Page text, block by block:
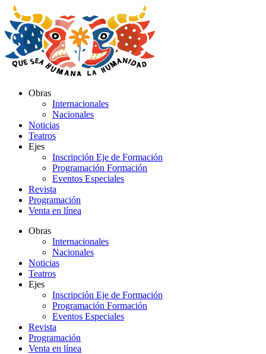
al
contenido
Obras
Internacionales
Nacionales
Noticias
Teatros
Ejes
Inscripción Eje de Formación
Programación Formación
Eventos Especiales
Revista
Programación
Venta en línea
Obras
Internacionales
Nacionales
Noticias
Teatros
Ejes
Inscripción Eje de Formación
Programación Formación
Eventos Especiales
Revista
Programación
Venta en línea